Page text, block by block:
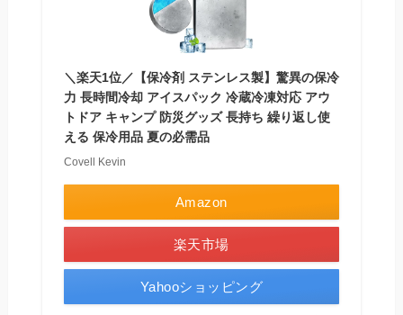
＼楽天1位／【保冷剤 ステンレス製】驚異の保冷
力 長時間冷却 アイスパック 冷蔵冷凍対応 アウ
トドア キャンプ 防災グッズ 長持ち 繰り返し使
える 保冷用品 夏の必需品
Covell Kevin
Amazon
楽天市場
Yahooショッピング